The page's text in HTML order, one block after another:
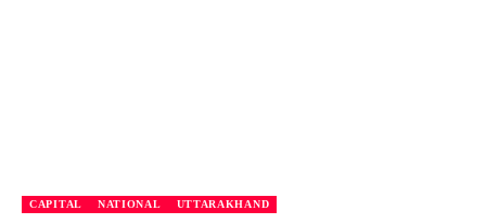
CAPITAL NATIONAL UTTARAKHAND